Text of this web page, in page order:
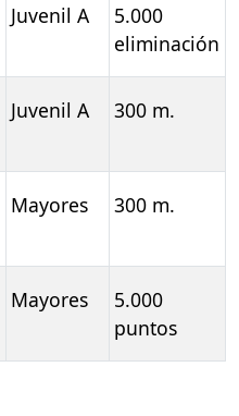
Juvenil A
5.000
eliminación
Juvenil A 300 m.
Mayores 300 m.
Mayores
5.000
puntos